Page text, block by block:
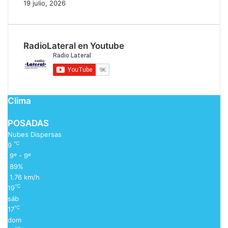
19 julio, 2026
RadioLateral en Youtube
Clima
POSADAS
Nubes Dispersas
9 ℃
9º - 9º
89%
1.76 km/h
19℃
sáb
17℃
dom